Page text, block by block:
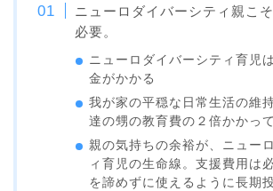
ニューロダイバーシティ親こ
必要。
ニューロダイバーシティ育児
金がかかる
我が家の平穏な日常生活の維
達の甥の教育費の２倍かかっ
親の気持ちの余裕が、ニュー
ィ育児の生命線。支援費用は
を諦めずに使えるように長期